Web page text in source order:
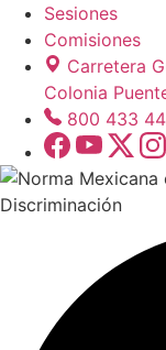
Sesiones
Comisiones
Carretera
Colonia
800 433